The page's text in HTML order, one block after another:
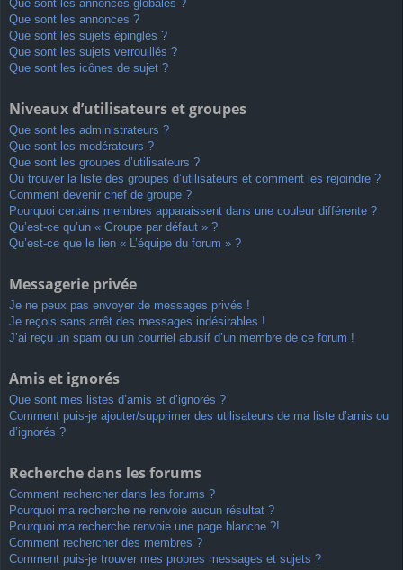
Que sont les annonces globales ?
Que sont les annonces ?
Que sont les sujets épinglés ?
Que sont les sujets verrouillés ?
Que sont les icônes de sujet ?
Niveaux d’utilisateurs et groupes
Que sont les administrateurs ?
Que sont les modérateurs ?
Que sont les groupes d’utilisateurs ?
Où trouver la liste des groupes d’utilisateurs et comment les rejoindre ?
Comment devenir chef de groupe ?
Pourquoi certains membres apparaissent dans une couleur différente ?
Qu’est-ce qu’un « Groupe par défaut » ?
Qu’est-ce que le lien « L’équipe du forum » ?
Messagerie privée
Je ne peux pas envoyer de messages privés !
Je reçois sans arrêt des messages indésirables !
J’ai reçu un spam ou un courriel abusif d’un membre de ce forum !
Amis et ignorés
Que sont mes listes d’amis et d’ignorés ?
Comment puis-je ajouter/supprimer des utilisateurs de ma liste d’amis ou
d’ignorés ?
Recherche dans les forums
Comment rechercher dans les forums ?
Pourquoi ma recherche ne renvoie aucun résultat ?
Pourquoi ma recherche renvoie une page blanche ?!
Comment rechercher des membres ?
Comment puis-je trouver mes propres messages et sujets ?